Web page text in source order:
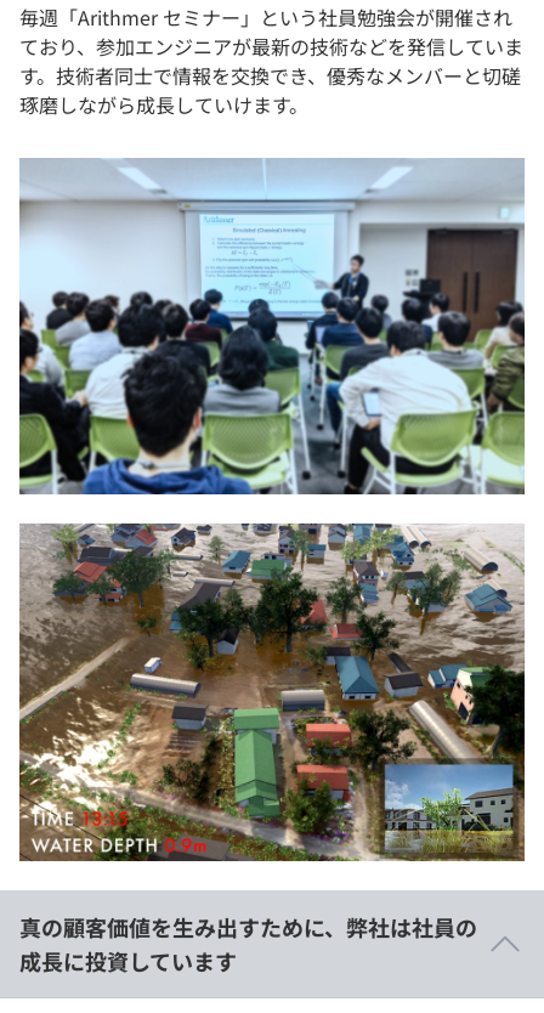
毎週「Arithmer セミナー」という社員勉強会が開催され
ており、参加エンジニアが最新の技術などを発信していま
す。技術者同士で情報を交換でき、優秀なメンバーと切磋
琢磨しながら成長していけます。
真の顧客価値を生み出すために、弊社は社員の
成長に投資しています